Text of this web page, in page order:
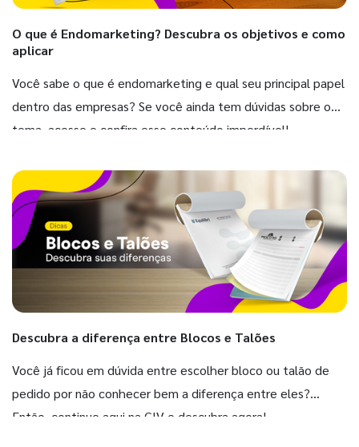
O que é Endomarketing? Descubra os objetivos e como
aplicar
Você sabe o que é endomarketing e qual seu principal papel
dentro das empresas? Se você ainda tem dúvidas sobre o
tema, acesse e confira esse conteúdo imperdível!
Descubra a diferença entre Blocos e Talões
Você já ficou em dúvida entre escolher bloco ou talão de
pedido por não conhecer bem a diferença entre eles?
Então, continue aqui na GIV e descubra agora!